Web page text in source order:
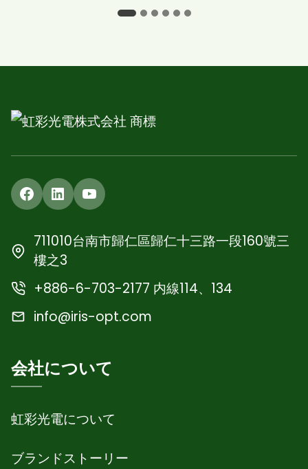
Facebook
LinkedInYouTube
711010台南市歸仁區歸仁十三路一段160號三
樓之3
+886-6-703-2177 内線114、134
info@iris-opt.com
会社について
虹彩光電について
ブランドストーリー